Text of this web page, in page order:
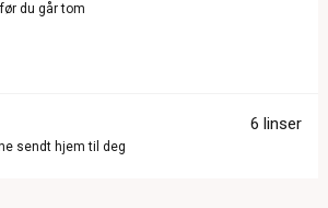
du går tom
6 linser
sendt hjem til deg